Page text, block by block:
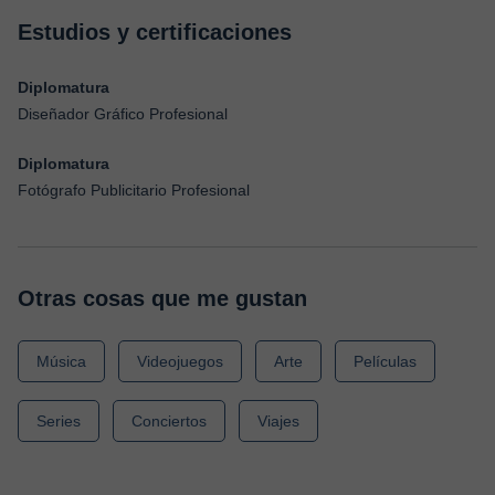
Estudios y certificaciones
Diplomatura
Diseñador Gráfico Profesional
Diplomatura
Fotógrafo Publicitario Profesional
Otras cosas que me gustan
Música Videojuegos Arte Películas
Series Conciertos Viajes